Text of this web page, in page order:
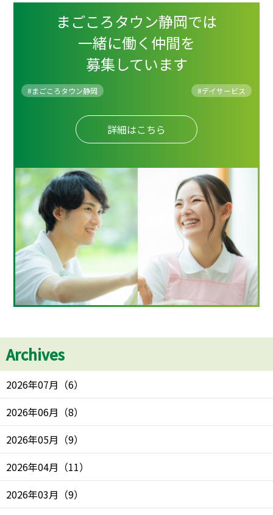
まごころタウン静岡では
一緒に働く仲間を
募集しています
#まごころタウン静岡 #デイサービス
詳細はこちら
Archives
2026年07月 （6）
2026年06月 （8）
2026年05月 （9）
2026年04月 （11）
2026年03月 （9）